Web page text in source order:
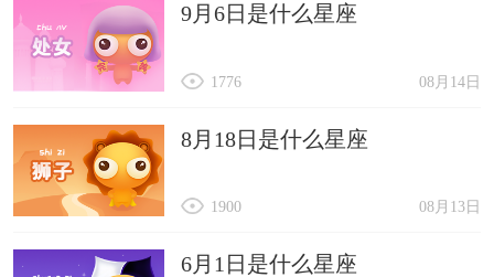
9月6日是什么星座
08月14日
1776
8月18日是什么星座
08月13日
1900
6月1日是什么星座